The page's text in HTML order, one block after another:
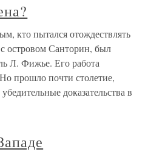
кто пытался отождествлять
островом Санторин, был
Л. Фижье. Его работа
прошло почти столетие,
доказательства в